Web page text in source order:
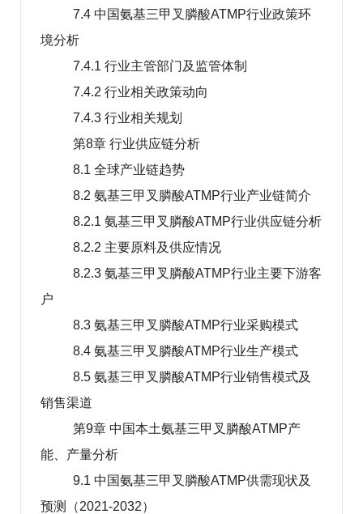
7.4 中国氨基三甲叉膦酸ATMP行业政策环
境分析
7.4.1 行业主管部门及监管体制
7.4.2 行业相关政策动向
7.4.3 行业相关规划
第8章 行业供应链分析
8.1 全球产业链趋势
8.2 氨基三甲叉膦酸ATMP行业产业链简介
8.2.1 氨基三甲叉膦酸ATMP行业供应链分析
8.2.2 主要原料及供应情况
8.2.3 氨基三甲叉膦酸ATMP行业主要下游客
户
8.3 氨基三甲叉膦酸ATMP行业采购模式
8.4 氨基三甲叉膦酸ATMP行业生产模式
8.5 氨基三甲叉膦酸ATMP行业销售模式及
销售渠道
第9章 中国本土氨基三甲叉膦酸ATMP产
能、产量分析
9.1 中国氨基三甲叉膦酸ATMP供需现状及
预测（2021-2032）